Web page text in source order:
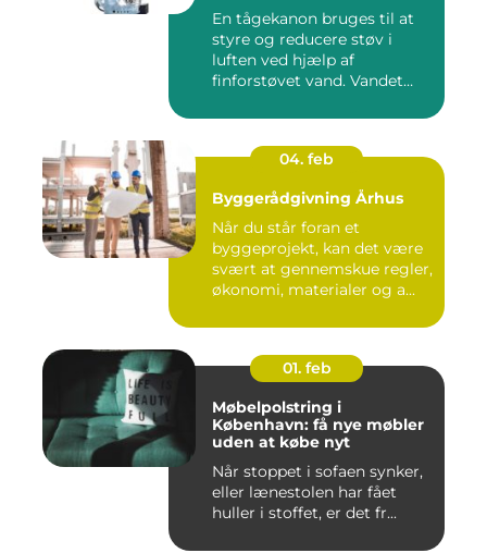
En tågekanon bruges til at
styre og reducere støv i
luften ved hjælp af
finforstøvet vand. Vandet
04. feb
Byggerådgivning Århus
Når du står foran et
byggeprojekt, kan det være
svært at gennemskue regler,
økonomi, materialer og a...
01. feb
Møbelpolstring i
København: få nye møbler
uden at købe nyt
Når stoppet i sofaen synker,
eller lænestolen har fået
huller i stoffet, er det fr...